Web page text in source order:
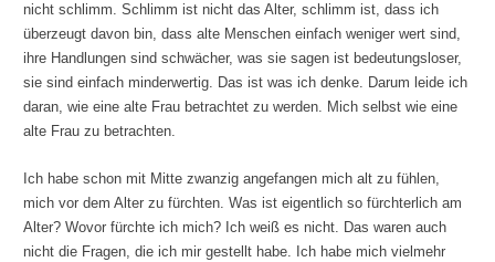
nicht schlimm. Schlimm ist nicht das Alter, schlimm ist, dass ich
überzeugt davon bin, dass alte Menschen einfach weniger wert sind,
ihre Handlungen sind schwächer, was sie sagen ist bedeutungsloser,
sie sind einfach minderwertig. Das ist was ich denke. Darum leide ich
daran, wie eine alte Frau betrachtet zu werden. Mich selbst wie eine
alte Frau zu betrachten.
Ich habe schon mit Mitte zwanzig angefangen mich alt zu fühlen,
mich vor dem Alter zu fürchten. Was ist eigentlich so fürchterlich am
Alter? Wovor fürchte ich mich? Ich weiß es nicht. Das waren auch
nicht die Fragen, die ich mir gestellt habe. Ich habe mich vielmehr